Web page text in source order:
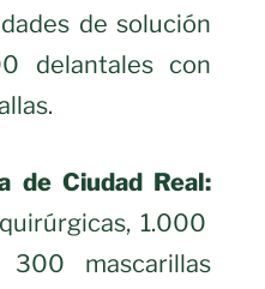
de solución
delantales con
de Ciudad Real:
1.000
300 mascarillas